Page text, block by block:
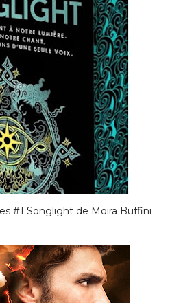
#1 Songlight de Moira Buffini